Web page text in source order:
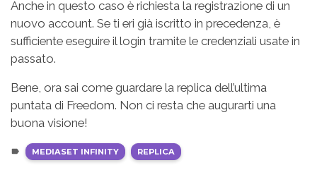
Anche in questo caso è richiesta la registrazione di un
nuovo account. Se ti eri già iscritto in precedenza, è
sufficiente eseguire il login tramite le credenziali usate in
passato.
Bene, ora sai come guardare la replica dell’ultima
puntata di Freedom. Non ci resta che augurarti una
buona visione!
MEDIASET INFINITY REPLICA